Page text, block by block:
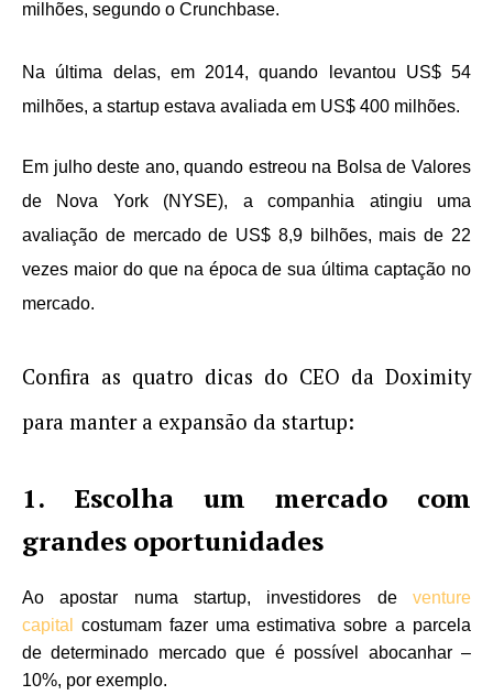
milhões, segundo o Crunchbase.
Na última delas, em 2014, quando levantou US$ 54
milhões, a startup estava avaliada em US$ 400 milhões.
Em julho deste ano, quando estreou na Bolsa de Valores
de Nova York (NYSE), a companhia atingiu uma
avaliação de mercado de US$ 8,9 bilhões, mais de 22
vezes maior do que na época de sua última captação no
mercado.
Confira as quatro dicas do CEO da Doximity
para manter a expansão da startup:
1. Escolha um mercado com
grandes oportunidades
Ao apostar numa startup, investidores de venture
capital
costumam fazer uma estimativa sobre a parcela
de determinado mercado que é possível abocanhar –
10%, por exemplo.